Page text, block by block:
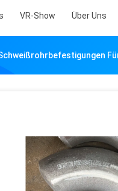
VR-Show Über Uns